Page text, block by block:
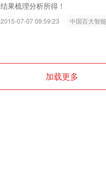
结果梳理分析所得！
2015-07-07 09:59:23 中国百大智
加载更多